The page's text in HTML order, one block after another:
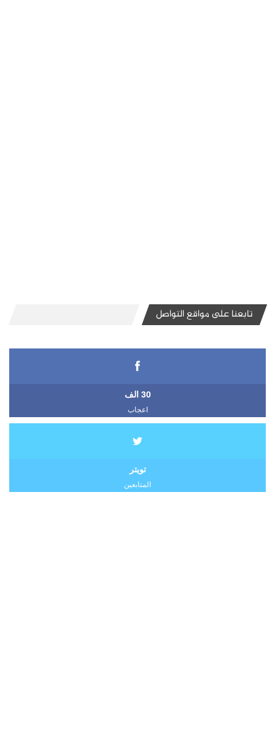
تابعنا على مواقع التواصل
30 الف
اعجاب
تويتر
المتابعين